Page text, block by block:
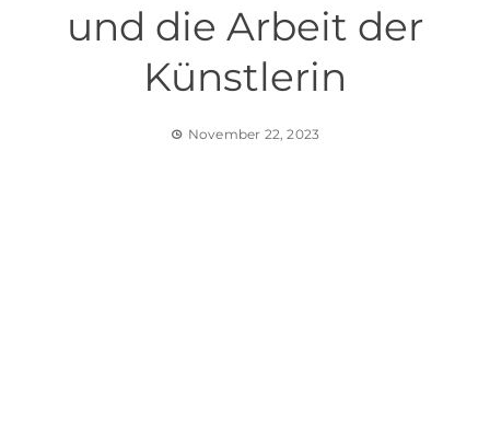
und die Arbeit der
Künstlerin
November 22, 2023